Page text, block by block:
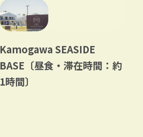
Kamogawa SEASIDE
BASE〔昼食・滞在時間：約
1時間〕